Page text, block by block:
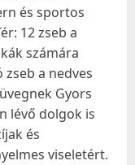
és sportos
12 zseb a
számára
a nedves
Gyors
lévő dolgok is
és
viseletért.